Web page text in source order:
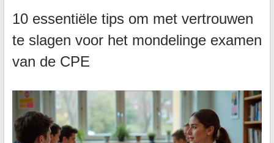
10 essentiële tips om met vertrouwen
te slagen voor het mondelinge examen
van de CPE